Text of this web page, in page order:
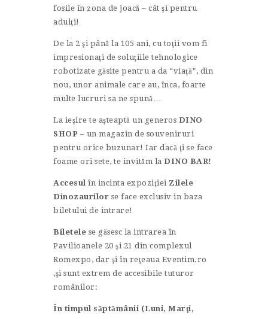
fosile în zona de joacă – cât şi pentru
adulţi!
De la 2 şi până la 105 ani, cu toţii vom fi
impresionaţi de soluţiile tehnologice
robotizate găsite pentru a da “viaţă”, din
nou, unor animale care au, înca, foarte
multe lucruri sa ne spună…
La ieşire te aşteaptă un generos DINO
SHOP – un magazin de souveniruri
pentru orice buzunar! Iar dacă ţi se face
foame ori sete, te invităm la DINO BAR!
Accesul în incinta expoziţiei Zilele
Dinozaurilor se face exclusiv in baza
biletului de intrare!
Biletele se găsesc la intrarea în
Pavilioanele 20 şi 21 din complexul
Romexpo, dar şi în reţeaua Eventim.ro
,şi sunt extrem de accesibile tuturor
românilor:
În timpul săptămânii (Luni, Marţi,